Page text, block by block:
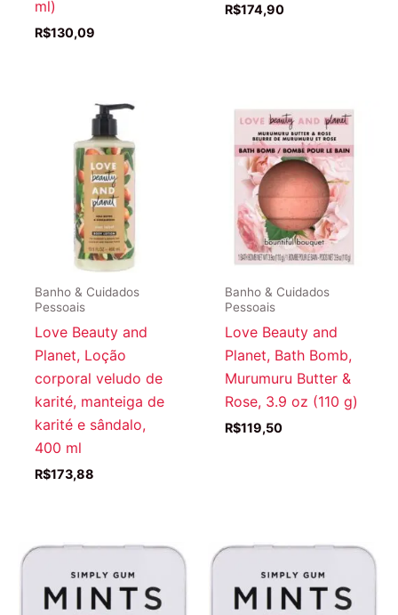
ml)
R$130,09
R$174,90
Banho & Cuidados
Pessoais
Love Beauty and
Planet, Loção
corporal veludo de
karité, manteiga de
karité e sândalo,
400 ml
R$173,88
Banho & Cuidados
Pessoais
Love Beauty and
Planet, Bath Bomb,
Murumuru Butter &
Rose, 3.9 oz (110 g)
R$119,50